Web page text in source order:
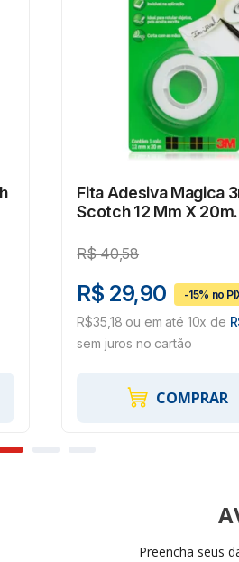
Fita Adesiva Magica
Scotch 12 Mm X 20m
R$40,58
R$ 29,90
R$35,18 ou em até 10x de
sem juros no cartão
COMPRAR
Preencha seus